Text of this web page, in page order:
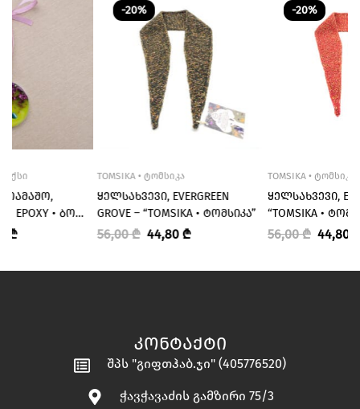
EPOXY • ᲑᲝ
₾
-20%
TOMSIKA • ᲢᲝᲛᲡᲘᲙᲐ
ᲧᲔᲚᲡᲐᲮᲕᲔᲕᲘ, EVERGREEN
GROVE – “TOMSIKA • ᲢᲝᲛᲡᲘᲙᲐ”
56,00₾ 44,80 ₾
-20%
TOMSIKA • ᲢᲝᲛᲡᲘᲙᲐ
ᲧᲔᲚᲡᲐᲮᲕᲔᲕᲘ,
“TOMSIKA •
56,00₾ 44,80
ᲙᲝᲜᲢᲐᲥᲢᲘ
შპს "გიფთჰაბ.ჯი" (405776520)
ჭავჭავაძის გამზირი 75/3